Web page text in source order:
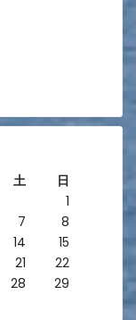
土
日
1
7
8
14
15
21
22
28
29